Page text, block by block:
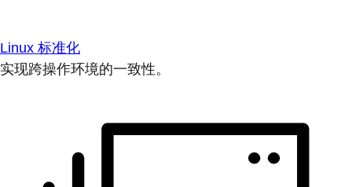
Linux 标准化
实现跨操作环境的一致性。